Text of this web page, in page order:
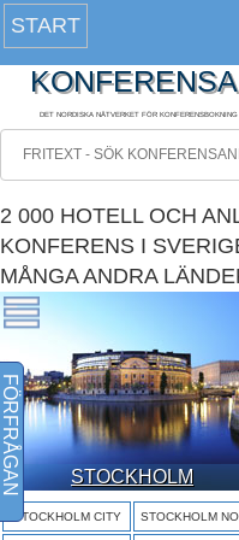
START
DET NORDISKA NÄTVERKET FÖR KONFERENSBOKNING
2 000 HOTELL OCH
KONFERENS I
MÅNGA ANDRA
STOCKHOLM
STOCKHOLM CITY STOCKHOLM
FÖRFRÅGAN